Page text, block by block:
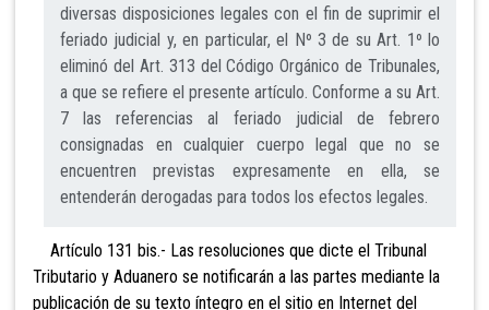
diversas disposiciones legales con el fin de suprimir el
feriado judicial y, en particular, el Nº 3 de su Art. 1º lo
eliminó del Art. 313 del Código Orgánico de Tribunales,
a que se refiere el presente artículo. Conforme a su Art.
7 las referencias al feriado judicial de febrero
consignadas en cualquier cuerpo legal que no se
encuentren previstas expresamente en ella, se
entenderán derogadas para todos los efectos legales.
Artículo 131 bis.- Las resoluciones que dicte el Tribunal
Tributario y Aduanero se notificarán a las partes mediante la
publicación de su texto íntegro en el sitio en Internet del